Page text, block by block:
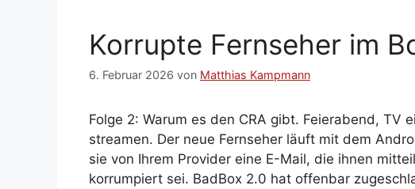
Korrupte Fernseher im
6. Februar 2026 von Matthias Kampmann
Folge 2: Warum es den CRA gibt. Feierabend, TV
streamen. Der neue Fernseher läuft mit dem
sie von Ihrem Provider eine E-Mail, die ihnen
korrumpiert sei. BadBox 2.0 hat offenbar